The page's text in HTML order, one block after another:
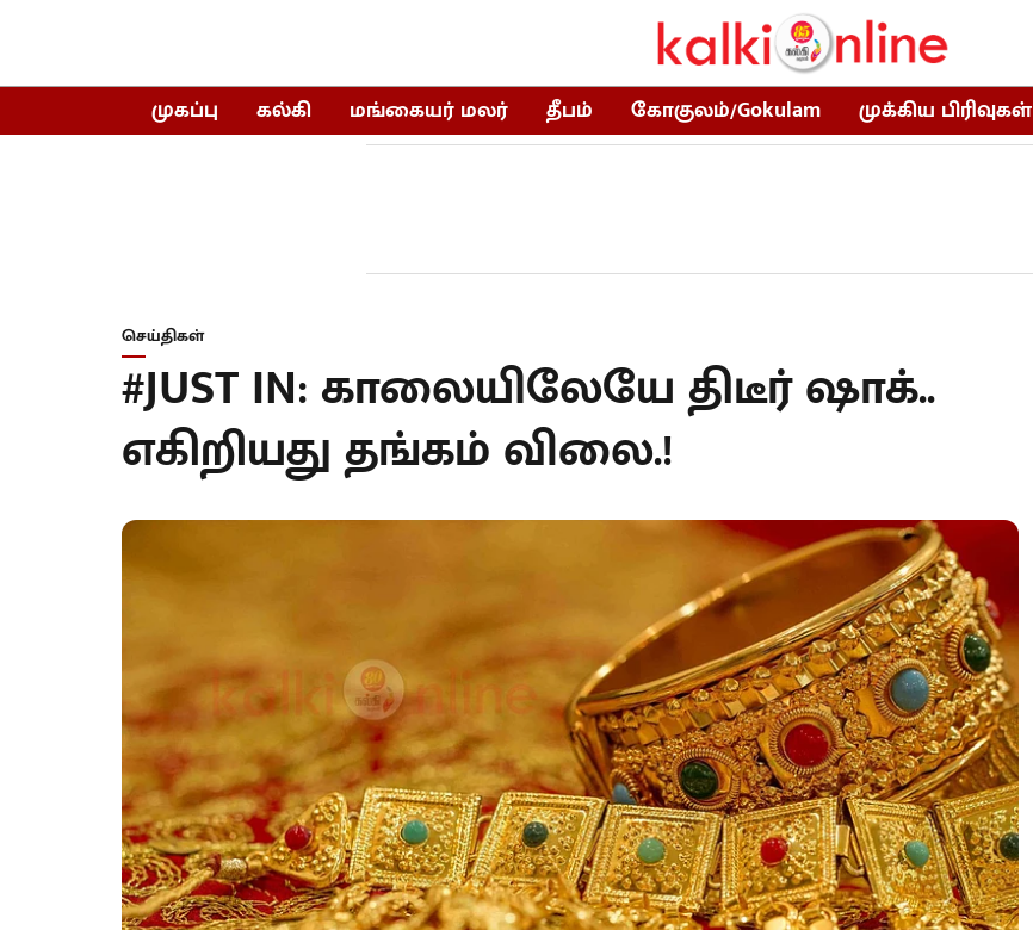
முகப்பு கல்கி மங்கையர் மலர் தீபம் கோகுலம்/Gokulam முக்கிய பிரிவுகள்
செய்திகள்
#JUST IN: காலையிலேயே திடீர் ஷாக்..
எகிறியது தங்கம் விலை.!